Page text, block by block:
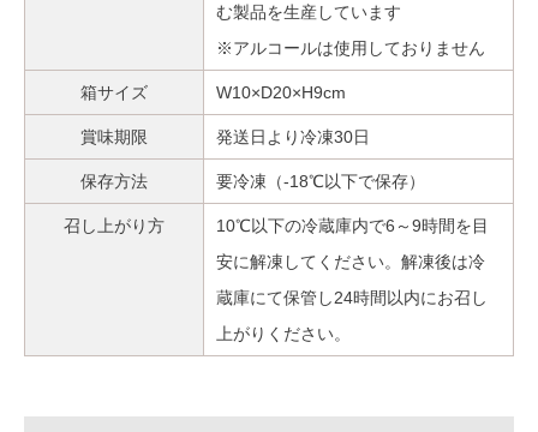
む製品を生産しています
※アルコールは使用しておりません
箱サイズ W10×D20×H9cm
賞味期限 発送日より冷凍30日
保存方法 要冷凍（-18℃以下で保存）
召し上がり方
10℃以下の冷蔵庫内で6～9時間を目
安に解凍してください。解凍後は冷
蔵庫にて保管し24時間以内にお召し
上がりください。